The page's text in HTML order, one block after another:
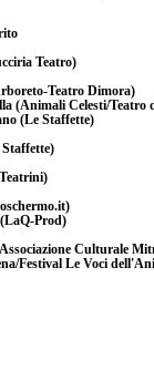
Teatro)
Teatro Dimora)
(Animali Celesti/Teatro
(Le Staffette)
Prod)
Culturale
Festival Le Voci